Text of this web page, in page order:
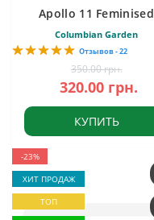
Apollo 11 Feminised
Columbian Garden
Отзывов - 22
350.00 грн.
320.00 грн.
КУПИТЬ
-23%
ХИТ ПРОДАЖ
ТОП